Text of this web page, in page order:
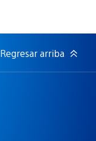
Regresar arriba